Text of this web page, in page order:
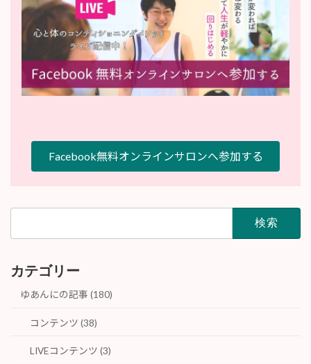
Facebook無料オンラインサロンへ参加する
カテゴリー
ゆあんにの記事 (180)
コンテンツ (38)
LIVEコンテンツ (3)